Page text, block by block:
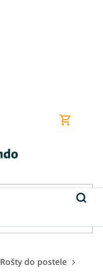
Nákupní
Rošty do postele